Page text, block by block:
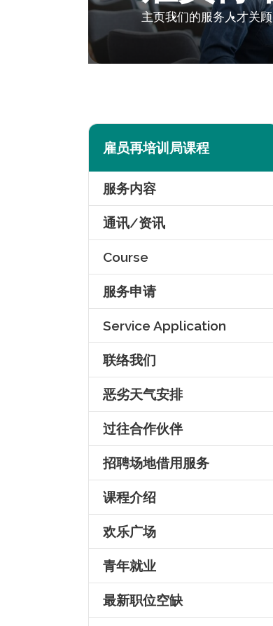
主页我们的服务 人才关顾
雇员再培训局课程
服务内容
通讯/资讯
Course
服务申请
Service Application
联络我们
恶劣天气安排
过往合作伙伴
招聘场地借用服务
课程介绍
欢乐广场
青年就业
最新职位空缺